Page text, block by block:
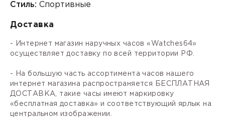
Стиль: Спортивные
Доставка
- Интернет магазин наручных часов «Watches64»
осуществляет доставку по всей территории РФ.
- На большую часть ассортимента часов нашего
интернет магазина распространяется БЕСПЛАТНАЯ
ДОСТАВКА, такие часы имеют маркировку
«бесплатная доставка» и соответствующий ярлык на
центральном изображении.